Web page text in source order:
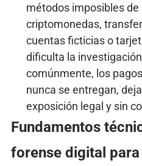
métodos imposibles de
criptomonedas,
cuentas ficticias o
dificulta la
comúnmente, los
nunca se entregan,
exposición legal y sin
Fundamentos
forense digital